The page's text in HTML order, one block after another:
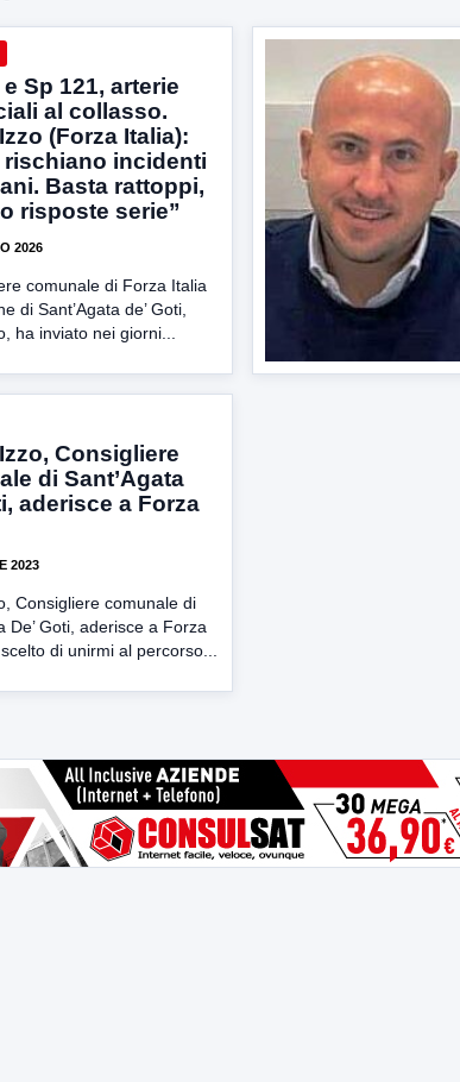
Sp 121, arterie
al collasso.
(Forza Italia):
rischiano incidenti
Basta rattoppi,
risposte serie”
2026
comunale di Forza Italia
di Sant’Agata de’ Goti,
ha inviato nei giorni...
Consigliere
di Sant’Agata
aderisce a Forza
2023
Consigliere comunale di
De’ Goti, aderisce a Forza
di unirmi al percorso...